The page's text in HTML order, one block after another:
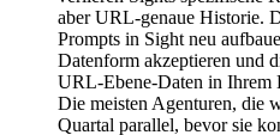
aber URL-genaue Historie.
Prompts in Sight neu
Datenform akzeptieren und
URL-Ebene-Daten in Ihrem
Die meisten Agenturen, die
Quartal parallel, bevor sie